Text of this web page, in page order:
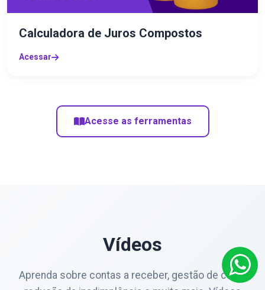
Calculadora de Juros Compostos
Acessar
Acesse as ferramentas
Vídeos
Aprenda sobre contas a receber, gestão de caixa,